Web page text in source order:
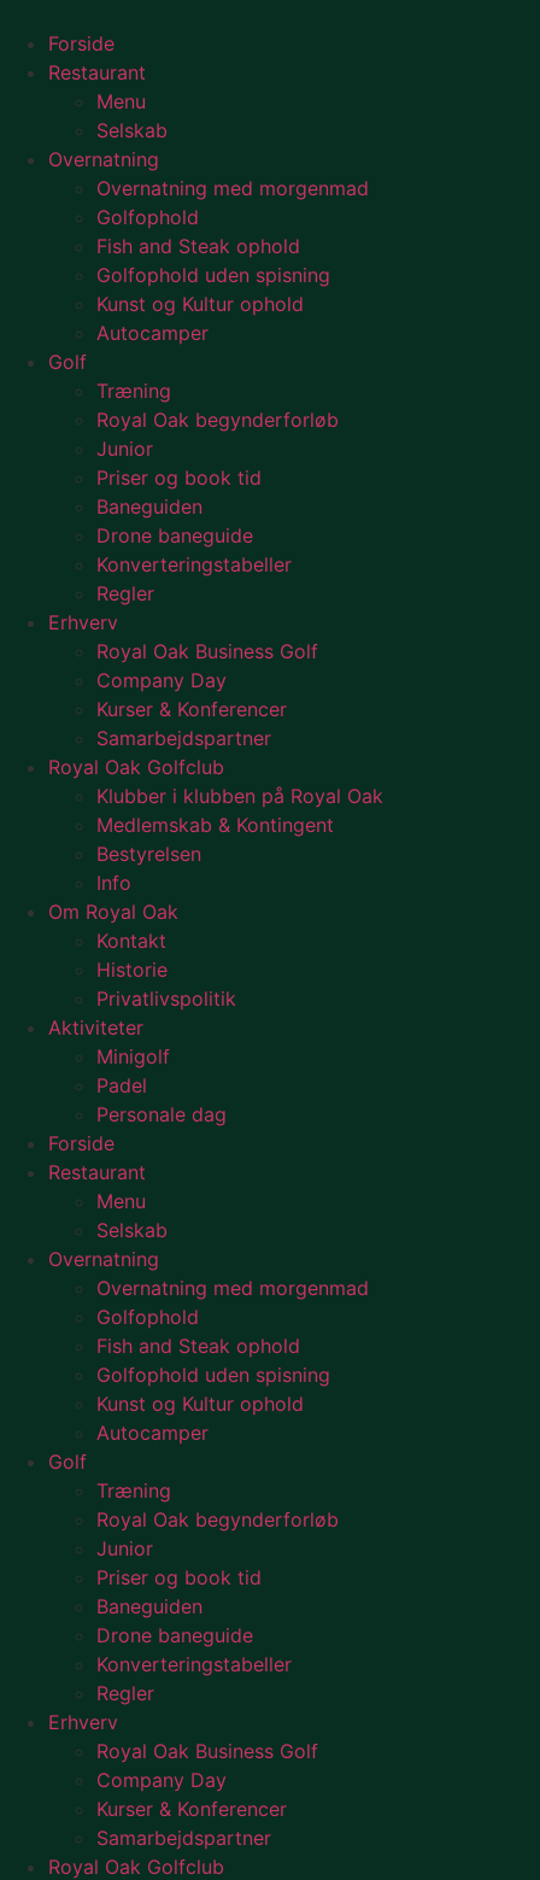
indhold
Forside
Restaurant
Menu
Selskab
Overnatning
Overnatning med morgenmad
Golfophold
Fish and Steak ophold
Golfophold uden spisning
Kunst og Kultur ophold
Autocamper
Golf
Træning
Royal Oak begynderforløb
Junior
Priser og book tid
Baneguiden
Drone baneguide
Konverteringstabeller
Regler
Erhverv
Royal Oak Business Golf
Company Day
Kurser & Konferencer
Samarbejdspartner
Royal Oak Golfclub
Klubber i klubben på Royal Oak
Medlemskab & Kontingent
Bestyrelsen
Info
Om Royal Oak
Kontakt
Historie
Privatlivspolitik
Aktiviteter
Minigolf
Padel
Personale dag
Forside
Restaurant
Menu
Selskab
Overnatning
Overnatning med morgenmad
Golfophold
Fish and Steak ophold
Golfophold uden spisning
Kunst og Kultur ophold
Autocamper
Golf
Træning
Royal Oak begynderforløb
Junior
Priser og book tid
Baneguiden
Drone baneguide
Konverteringstabeller
Regler
Erhverv
Royal Oak Business Golf
Company Day
Kurser & Konferencer
Samarbejdspartner
Royal Oak Golfclub